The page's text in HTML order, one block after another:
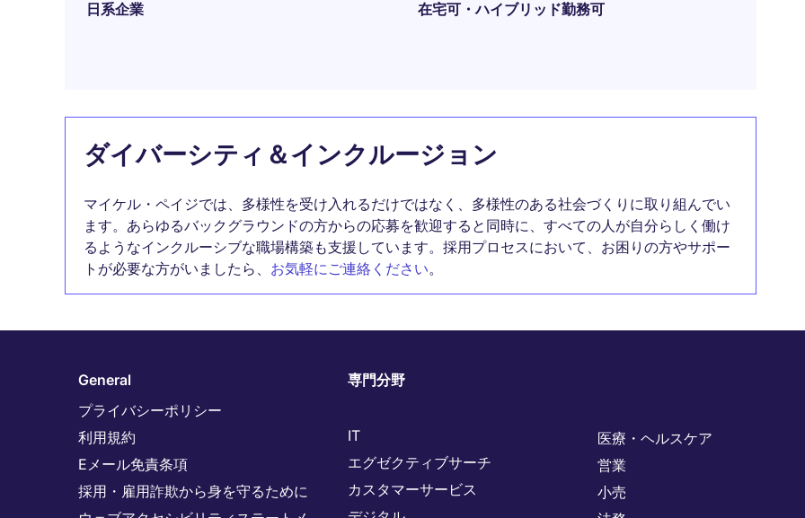
日系企業 在宅可・ハイブリッド勤務可
ダイバーシティ＆インクルージョン
マイケル・ペイジでは、多様性を受け入れるだけではなく、多様性のある社会づくりに取り組んでい
ます。あらゆるバックグラウンドの方からの応募を歓迎すると同時に、すべての人が自分らしく働け
るようなインクルーシブな職場構築も支援しています。採用プロセスにおいて、お困りの方やサポー
トが必要な方がいましたら、 お気軽にご連絡ください。
General
プライバシーポリシー
利用規約
Eメール免責条項
採用・雇用詐欺から身を守るために
専門分野
IT
エグゼクティブサーチ
カスタマーサービス
医療・ヘルスケア
営業
小売